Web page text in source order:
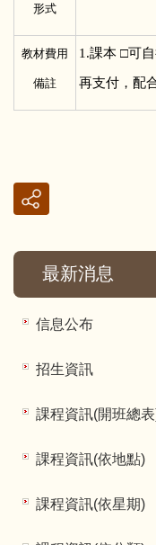
形式
教材費用
備註
1.課本 □可
再支付，配
最新消息
信息公布
招生資訊
課程資訊(開班總
課程資訊(依地點)
課程資訊(依星期)